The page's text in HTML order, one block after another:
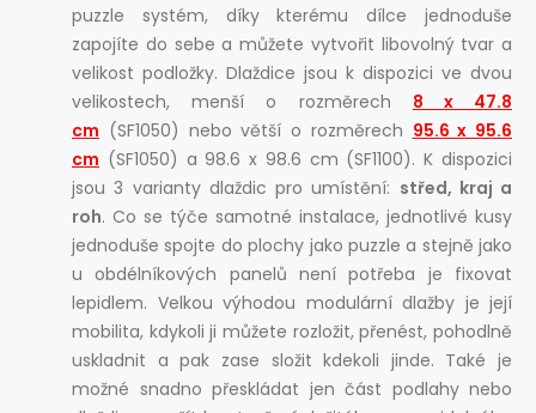
puzzle systém, díky kterému dílce jednoduše
zapojíte do sebe a můžete vytvořit libovolný tvar a
velikost podložky. Dlaždice jsou k dispozici ve dvou
velikostech, menší o rozměrech 8 x 47.8
cm (SF1050) nebo větší o rozměrech 95.6 x 95.6
cm (SF1050) a 98.6 x 98.6 cm (SF1100). K dispozici
jsou 3 varianty dlaždic pro umístění: střed, kraj a
roh. Co se týče samotné instalace, jednotlivé kusy
jednoduše spojte do plochy jako puzzle a stejně jako
u obdélníkových panelů není potřeba je fixovat
lepidlem. Velkou výhodou modulární dlažby je její
mobilita, kdykoli ji můžete rozložit, přenést, pohodlně
uskladnit a pak zase složit kdekoli jinde. Také je
možné snadno přeskládat jen část podlahy nebo